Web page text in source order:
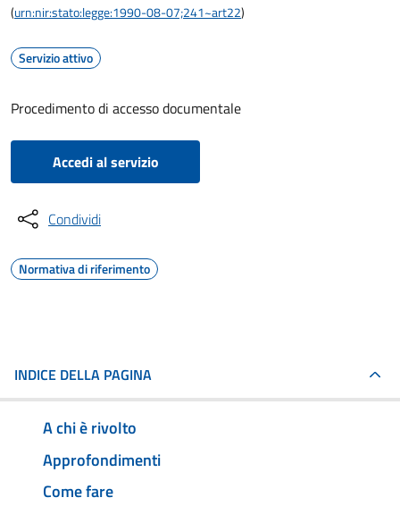
(urn:nir:stato:legge:1990-08-07;241~art22)
Servizio attivo
Procedimento di accesso documentale
Accedi al servizio
Condividi
Normativa di riferimento
INDICE DELLA PAGINA
A chi è rivolto
Approfondimenti
Come fare